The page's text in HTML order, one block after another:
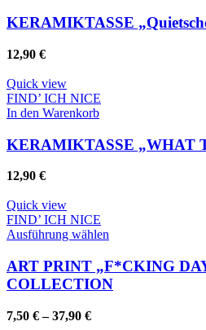
KERAMIKTASSE
12,90 €
Quick view
FIND’ ICH NICE
In den Warenkorb
KERAMIKTASSE „WHAT
12,90 €
Quick view
FIND’ ICH NICE
Ausführung wählen
weist
mehrere
Varianten
ART PRINT „F*CKING
COLLECTION
7,50 €–37,90 €